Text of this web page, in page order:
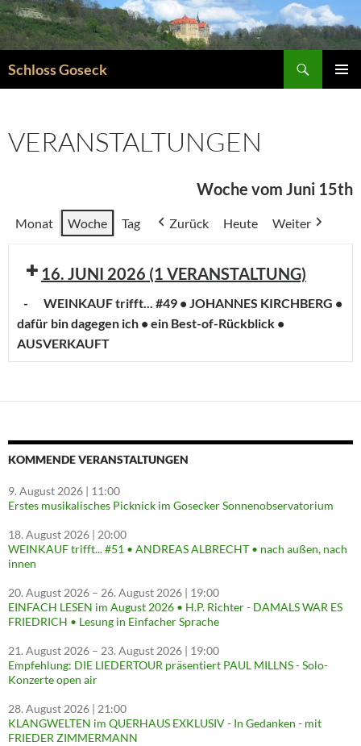
Zum
Inhalt
springen
Schloss Goseck
VERANSTALTUNGEN
Woche vom Juni 15th
Monat Woche Tag Zurück Heute Weiter
16. JUNI 2026 (1 VERANSTALTUNG)
-
WEINKAUF trifft... #49 • JOHANNES KIRCHBERG •
dafür bin dagegen ich • ein Best-of-Rückblick •
AUSVERKAUFT
KOMMENDE VERANSTALTUNGEN
9. August 2026 | 11:00
Erstes musikalisches Picknick im Gosecker Sonnenobservatorium
18. August 2026 | 20:00
WEINKAUF trifft... #51 • ANDREAS ALBRECHT • nach außen, nach
innen
20. August 2026 – 26. August 2026 | 19:00
EINFACH LESEN im August 2026 • H.P. Richter - DAMALS WAR ES
FRIEDRICH • Lesung in Einfacher Sprache
21. August 2026 – 23. August 2026 | 19:00
Empfehlung: DIE LIEDERTOUR präsentiert PAUL MILLNS - Solo-
Konzerte open air
28. August 2026 | 21:00
KLANGWELTEN im QUERHAUS EXKLUSIV - In Gedanken - mit
FRIEDER ZIMMERMANN